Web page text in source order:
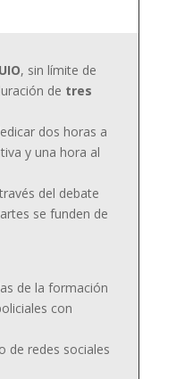
, sin límite de
de tres
dos horas a
y una hora al
del debate
se funden de
de la formación
con
de redes sociales